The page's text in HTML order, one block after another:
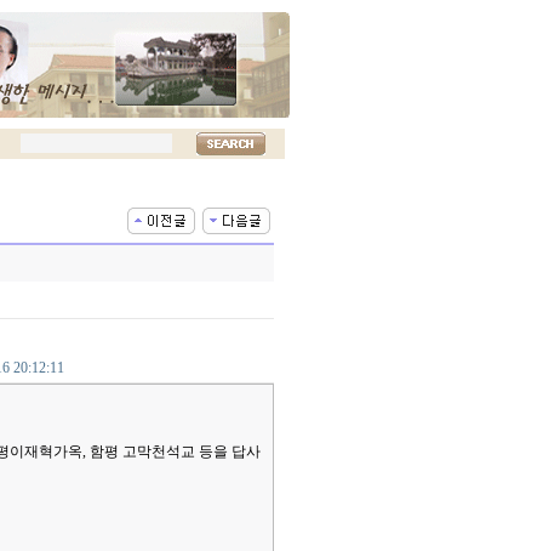
20:12:11
이재혁가옥, 함평 고막천석교 등을 답사